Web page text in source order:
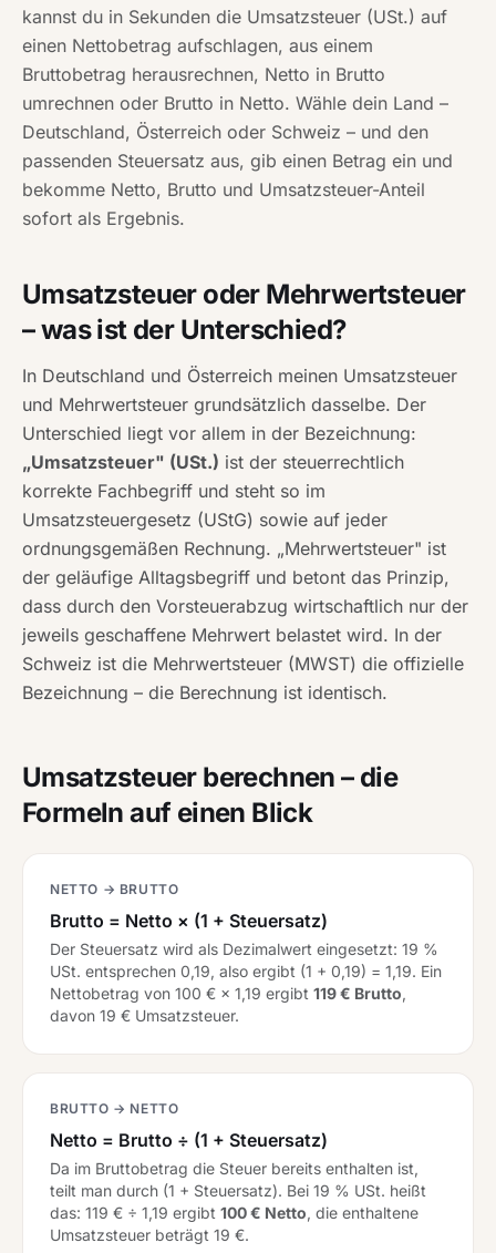
kannst du in Sekunden die Umsatzsteuer (USt.) auf
einen Nettobetrag aufschlagen, aus einem
Bruttobetrag herausrechnen, Netto in Brutto
umrechnen oder Brutto in Netto. Wähle dein Land –
Deutschland, Österreich oder Schweiz – und den
passenden Steuersatz aus, gib einen Betrag ein und
bekomme Netto, Brutto und Umsatzsteuer-Anteil
sofort als Ergebnis.
Umsatzsteuer oder Mehrwertsteuer
– was ist der Unterschied?
In Deutschland und Österreich meinen Umsatzsteuer
und Mehrwertsteuer grundsätzlich dasselbe. Der
Unterschied liegt vor allem in der Bezeichnung:
„Umsatzsteuer" (USt.) ist der steuerrechtlich
korrekte Fachbegriff und steht so im
Umsatzsteuergesetz (UStG) sowie auf jeder
ordnungsgemäßen Rechnung. „Mehrwertsteuer" ist
der geläufige Alltagsbegriff und betont das Prinzip,
dass durch den Vorsteuerabzug wirtschaftlich nur der
jeweils geschaffene Mehrwert belastet wird. In der
Schweiz ist die Mehrwertsteuer (MWST) die offizielle
Bezeichnung – die Berechnung ist identisch.
Umsatzsteuer berechnen – die
Formeln auf einen Blick
NETTO → BRUTTO
Brutto = Netto × (1 + Steuersatz)
Der Steuersatz wird als Dezimalwert eingesetzt: 19 %
USt. entsprechen 0,19, also ergibt (1 + 0,19) = 1,19. Ein
Nettobetrag von 100 € × 1,19 ergibt 119 € Brutto,
davon 19 € Umsatzsteuer.
BRUTTO → NETTO
Netto = Brutto ÷ (1 + Steuersatz)
Da im Bruttobetrag die Steuer bereits enthalten ist,
teilt man durch (1 + Steuersatz). Bei 19 % USt. heißt
das: 119 € ÷ 1,19 ergibt 100 € Netto, die enthaltene
Umsatzsteuer beträgt 19 €.